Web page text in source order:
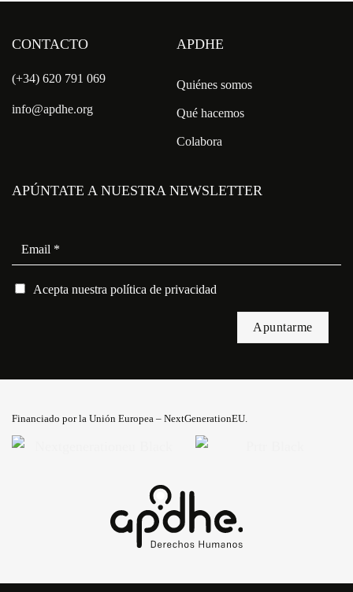
CONTACTO
(+34) 620 791 069
info@apdhe.org
APDHE
Quiénes somos
Qué hacemos
Colabora
APÚNTATE A NUESTRA NEWSLETTER
Por favor, deja este campo vacío.
Acepta nuestra política de privacidad
Financiado por la Unión Europea – NextGenerationEU.